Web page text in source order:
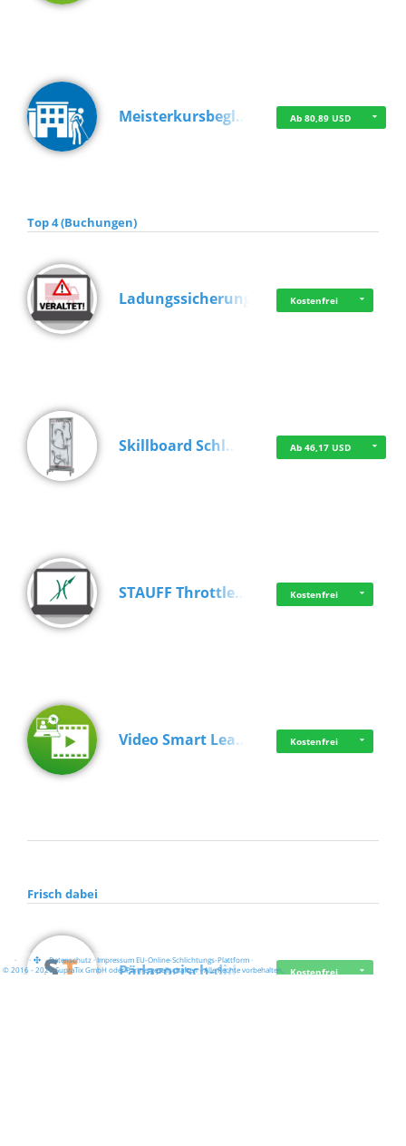
Meisterkursbegl… Ab 80,89 USD
Top 4 (Buchungen)
Ladungssicherung Kostenfrei
Skillboard Schl… Ab 46,17 USD
STAUFF Throttle… Kostenfrei
Video Smart Lea… Kostenfrei
Frisch dabei
Pädagogisch-did… Kostenfrei
· · ·Datenschutz·Impressum EU-Online-Schlichtungs-Plattform·
© 2016 - 2026 SupraTix GmbH oder Partnergesellschaften - Alle Rechte vorbehalten.